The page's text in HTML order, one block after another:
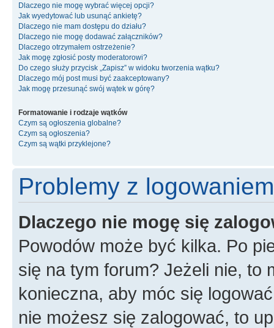
Dlaczego nie mogę wybrać więcej opcji?
Jak wyedytować lub usunąć ankietę?
Dlaczego nie mam dostępu do działu?
Dlaczego nie mogę dodawać załączników?
Dlaczego otrzymałem ostrzeżenie?
Jak mogę zgłosić posty moderatorowi?
Do czego służy przycisk „Zapisz” w widoku tworzenia wątku?
Dlaczego mój post musi być zaakceptowany?
Jak mogę przesunąć swój wątek w górę?
Formatowanie i rodzaje wątków
Czym są ogłoszenia globalne?
Czym są ogłoszenia?
Czym są wątki przyklejone?
Problemy z
Dlaczego nie mogę się
Powodów może być kilka. Po
się na tym forum? Jeżeli nie, to
konieczna, aby móc się
nie możesz się zalogować, to